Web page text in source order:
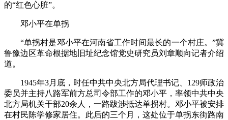
的“红色心脏”。
邓小平在单拐
“单拐村是邓小平在河南省工作时间最长的一个村庄。”冀
鲁豫边区革命根据地旧址纪念馆党史研究员刘章顺向记者介绍
道。
1945年3月底，时任中共中央北方局代理书记、129师政治
委员并主持八路军前方总司令部工作的邓小平，率领中共中央
北方局机关干部20余人，一路跋涉抵达单拐村。邓小平被安排
在村民陈学修家居住。此后的三个月，这处位于单拐东街路南